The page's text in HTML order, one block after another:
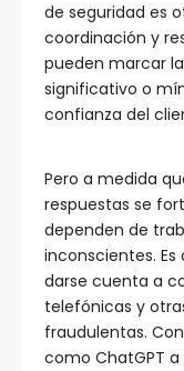
de seguridad es
coordinación y
pueden marcar
significativo o
confianza del
Pero a medida
respuestas se
dependen de
inconscientes.
darse cuenta a
telefónicas y
fraudulentas.
como ChatGPT